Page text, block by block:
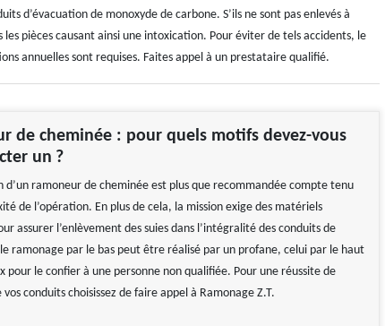
d’évacuation de monoxyde de carbone. S’ils ne sont pas enlevés à
pièces causant ainsi une intoxication. Pour éviter de tels accidents, le
annuelles sont requises. Faites appel à un prestataire qualifié.
de cheminée : pour quels motifs devez-vous
un ?
d’un ramoneur de cheminée est plus que recommandée compte tenu
de l’opération. En plus de cela, la mission exige des matériels
assurer l’enlèvement des suies dans l’intégralité des conduits de
ramonage par le bas peut être réalisé par un profane, celui par le haut
pour le confier à une personne non qualifiée. Pour une réussite de
vos conduits choisissez de faire appel à Ramonage Z.T.